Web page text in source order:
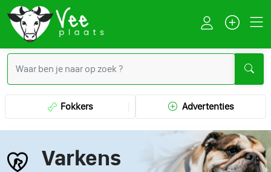
Fokkers Advertenties
Varkens